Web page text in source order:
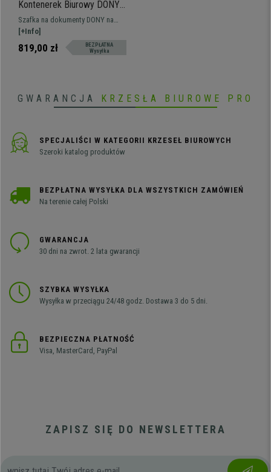
Kontenerek Biurowy DONY
PRO, 5 Szuflad, Mobilny na
Kółkach, Stal kolor Biały
Szafka na dokumenty DONY na
kółkach, z 5 szufladami i
wykonana z blachy stalowej.
[+Info]
819,00 zł
BEZPŁATNA
Wysyłka
GWARANCJA KRZESŁA BIUROWE PRO
SPECJALIŚCI W KATEGORII KRZESEŁ BIUROWYCH
Szeroki katalog produktów
BEZPŁATNA WYSYŁKA DLA WSZYSTKICH ZAMÓWIEŃ
Na terenie całej Polski
GWARANCJA
30 dni na zwrot. 2 lata gwarancji
SZYBKA WYSYŁKA
Wysyłka w przeciągu 24/48 godz. Dostawa 3 do 5 dni.
BEZPIECZNA PŁATNOŚĆ
Visa, MasterCard, PayPal
ZAPISZ SIĘ DO NEWSLETTERA